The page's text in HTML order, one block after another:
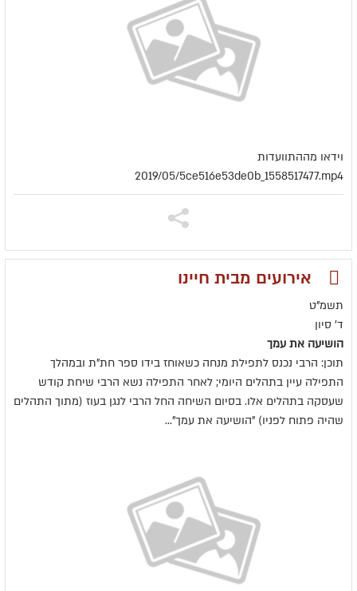
וידאו מההתוועדות
2019/05/5ce516e53de0b_1558517477.mp4
אירועים מבית חיינו
תשמ"ט
ד' סיון
הושיעה את עמך
תוכן: הרבי נכנס לתפילת מנחה כשאוחז בידו ספר חת"ת ובמהלך
התפילה עיין בתהלים היומי; לאחר התפילה נשא הרבי שיחת קודש
שעסקה בתהלים אלו. בסיום השיחה החל הרבי לנגן בעוז (מתוך התהלים
שהיה פתוח לפניו) "הושיעה את עמך"...